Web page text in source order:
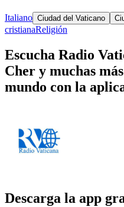
Italiano Ciudad del Vaticano
cristianaReligión
Escucha Radio
Cher y muchas
mundo con la
Descarga la app